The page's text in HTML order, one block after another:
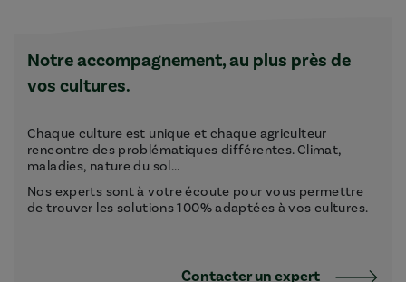
Notre accompagnement, au plus près de
vos cultures.
Chaque culture est unique et chaque agriculteur
rencontre des problématiques différentes. Climat,
maladies, nature du sol...
Nos experts sont à votre écoute pour vous permettre
de trouver les solutions 100% adaptées à vos cultures.
Contacter un expert